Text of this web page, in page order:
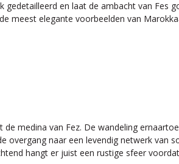
en laat de ambacht van Fes
meest elegante voorbeelden van
medina van Fez. De wandeling
naar een levendig netwerk van
hangt er juist een rustige sfeer